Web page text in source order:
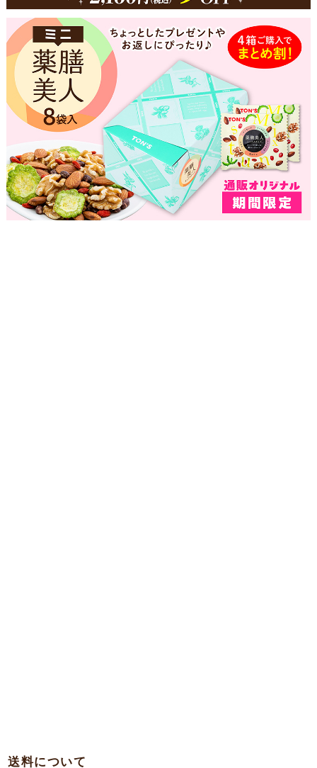
送料について